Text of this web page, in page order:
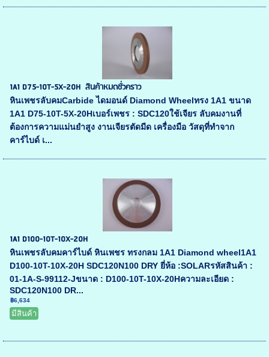
1A1 D75-10T-5X-20H สินค้าหมดชั่วคราว
หินเพชรลับคมCarbide ไดมอนด์ Diamond Wheelทรง 1A1 ขนาด
1A1 D75-10T-5X-20Hเบอร์เพชร : SDC120ใช้เจียร ลับคมงานที่
ต้องการความแม่นยำสูง งานเจียรตัดมีด เครื่องมือ วัสดุที่ทำจาก
คาร์ไบด์ เ...
1A1 D100-10T-10X-20H
หินเพชรลับคมคาร์ไบด์ หินเพชร ทรงกลม 1A1 Diamond wheel1A1
D100-10T-10X-20H SDC120N100 DRY ยี่ห้อ :SOLARรหัสสินค้า :
01-1A-S-99112-Jขนาด : D100-10T-10X-20Hความละเอียด :
SDC120N100 DR...
฿6,634
มีสินค้า